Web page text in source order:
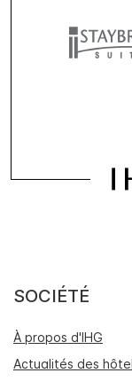
SOCIÉTÉ
À propos d'IHG
Actualités des